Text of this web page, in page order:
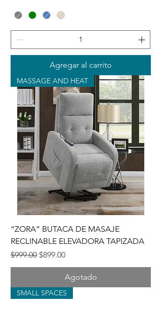
Agregar al carrito
MASSAGE AND HEAT
“ZORA” BUTACA DE MASAJE
RECLINABLE ELEVADORA TAPIZADA
Precio
$999.00 Precio de oferta
$899.00
Agotado
SMALL SPACES